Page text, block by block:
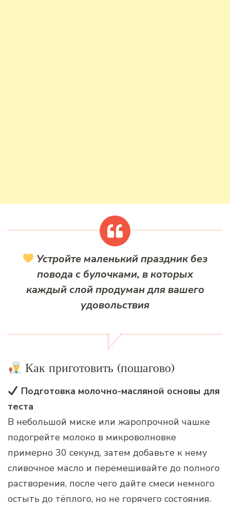
Устройте маленький праздник без
повода с булочками, в которых
каждый слой продуман для вашего
удовольствия
Как приготовить (пошагово)
Подготовка молочно-масляной основы для
теста
В небольшой миске или жаропрочной чашке
подогрейте молоко в микроволновке
примерно 30 секунд, затем добавьте к нему
сливочное масло и перемешивайте до полного
растворения, после чего дайте смеси немного
остыть до тёплого, но не горячего состояния.